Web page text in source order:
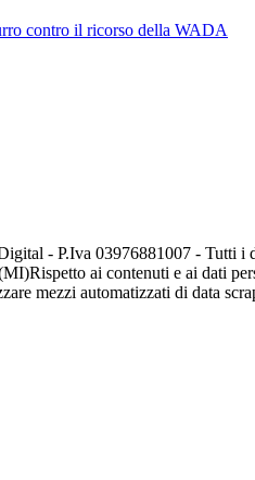
contro il ricorso della WADA
- P.Iva 03976881007 - Tutti i
Rispetto ai contenuti e ai dati
mezzi automatizzati di data